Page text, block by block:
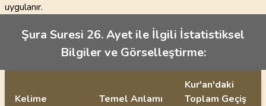
uygulanır.
Şura Suresi 26. Ayet ile İlgili İstatistiksel
Bilgiler ve Görselleştirme:
Kelime Temel Anlamı
Kur'an'daki
Toplam Geçiş